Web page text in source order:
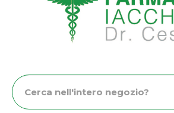
Cerca
Prodotto